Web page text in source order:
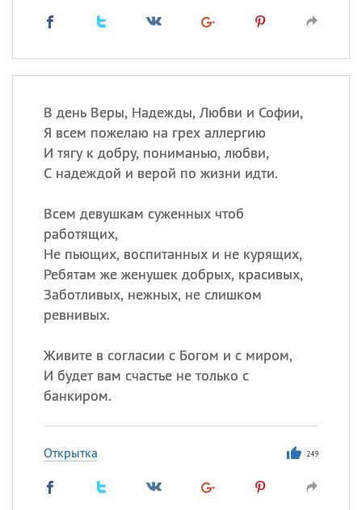
В день Веры, Надежды, Любви и Софии,
Я всем пожелаю на грех аллергию
И тягу к добру, пониманью, любви,
С надеждой и верой по жизни идти.
Всем девушкам суженных чтоб
работящих,
Не пьющих, воспитанных и не курящих,
Ребятам же женушек добрых, красивых,
Заботливых, нежных, не слишком
ревнивых.
Живите в согласии с Богом и с миром,
И будет вам счастье не только с
банкиром.
Открытка 249